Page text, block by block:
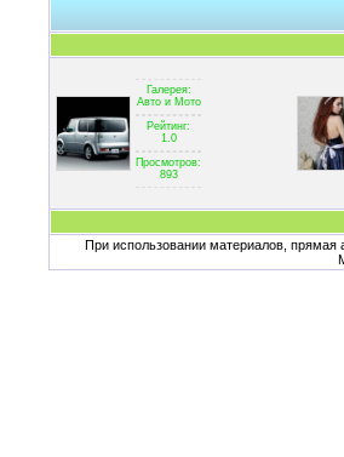
Галерея:
Авто и Мото
Рейтинг:
1.0
Просмотров:
893
При использовании материалов, прямая